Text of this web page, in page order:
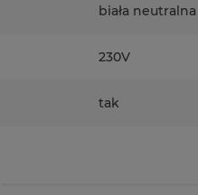
biała
230V
tak